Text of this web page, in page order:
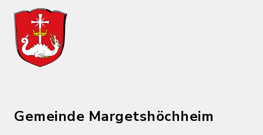
Gemeinde Margetshöchheim